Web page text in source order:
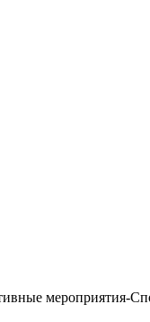
мероприятия-